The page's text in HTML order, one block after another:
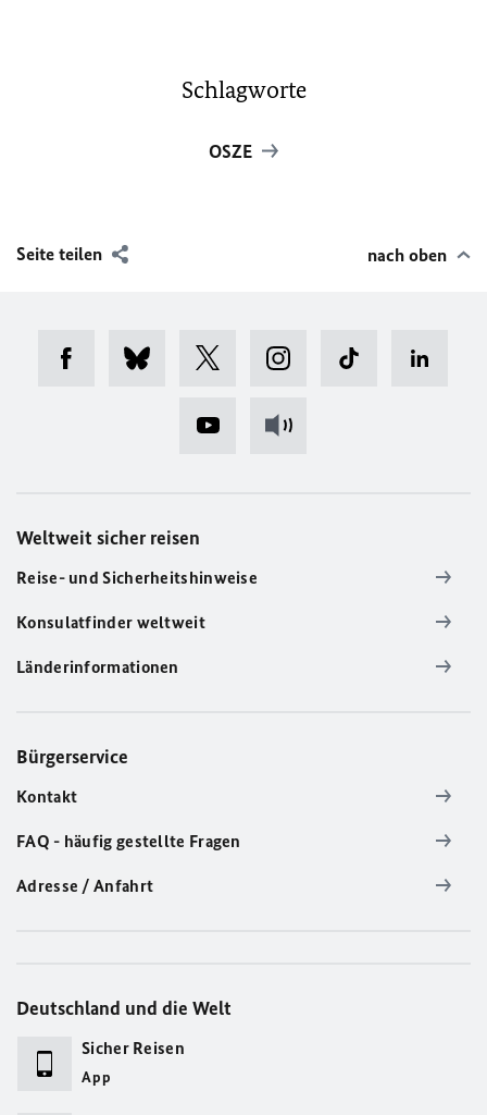
Schlagworte
OSZE
Seite teilen nach oben
Weltweit sicher reisen
Reise- und Sicherheitshinweise
Konsulatfinder weltweit
Länderinformationen
Bürgerservice
Kontakt
FAQ - häufig gestellte Fragen
Adresse / Anfahrt
Deutschland und die Welt
Sicher Reisen
App